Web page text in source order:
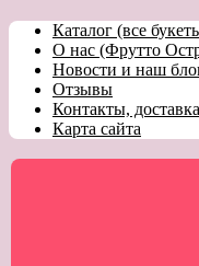
Каталог (все
О нас (Фрутто
Новости и наш
Отзывы
Контакты,
Карта сайта